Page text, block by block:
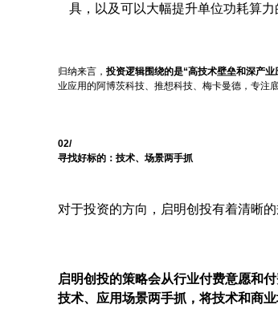
具，以及可以大幅提升单位功耗算
归纳来言， 投资逻辑围绕的是“高技术壁垒和深产业
业应用的阿博茨科技、推想科技、梅卡曼德，专注
02/
寻找好标的： 技术、场景两手抓
对于投资的方向，启明创投有着清晰
启明创投的策略会从行业付费意愿和
技术、应用场景两手抓，将技术和商